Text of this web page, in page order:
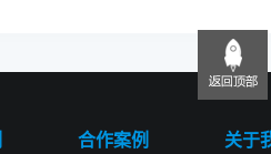
合作案例 关于